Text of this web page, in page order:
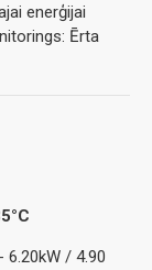
enerģijai
Ērta
6.20kW / 4.90